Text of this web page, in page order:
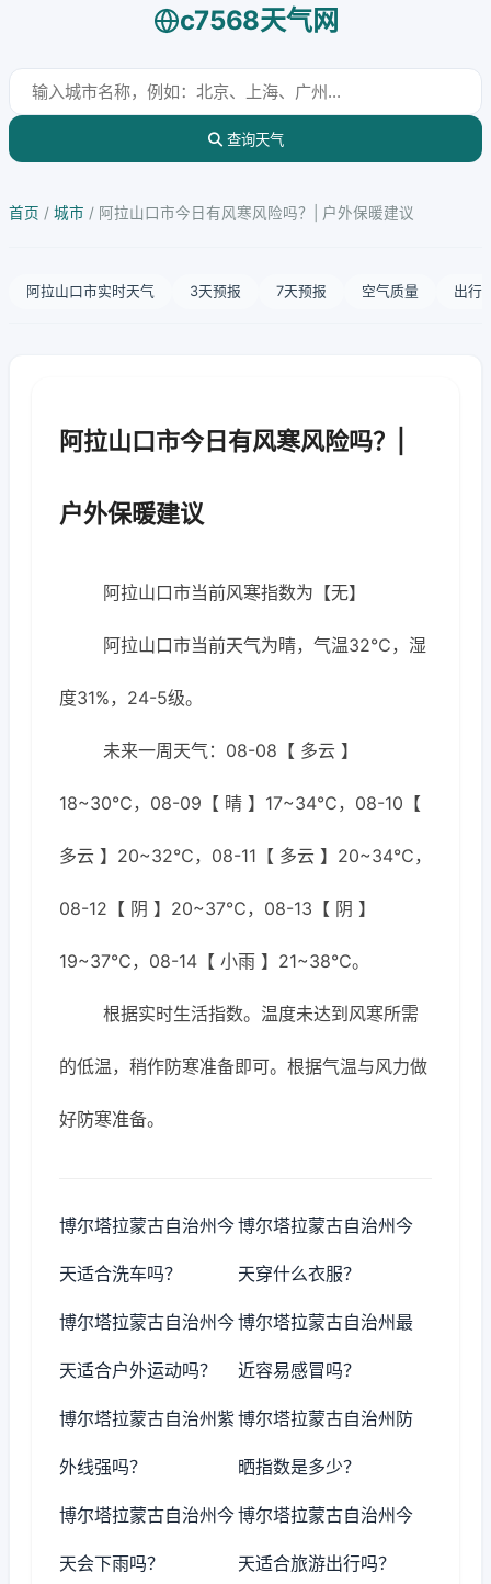
c7568天气网
查询天气
首页 / 城市 / 阿拉山口市今日有风寒风险吗？| 户外保暖建议
阿拉山口市实时天气 3天预报 7天预报 空气质量 出行
阿拉山口市今日有风寒风险吗？|
户外保暖建议
阿拉山口市当前风寒指数为【无】
阿拉山口市当前天气为晴，气温32℃，湿
度31%，24-5级。
未来一周天气：08-08【 多云 】
18~30℃，08-09【 晴 】17~34℃，08-10【
多云 】20~32℃，08-11【 多云 】20~34℃，
08-12【 阴 】20~37℃，08-13【 阴 】
19~37℃，08-14【 小雨 】21~38℃。
根据实时生活指数。温度未达到风寒所需
的低温，稍作防寒准备即可。根据气温与风力做
好防寒准备。
博尔塔拉蒙古自治州今
天适合洗车吗？
博尔塔拉蒙古自治州今
天穿什么衣服？
博尔塔拉蒙古自治州今
天适合户外运动吗？
博尔塔拉蒙古自治州最
近容易感冒吗？
博尔塔拉蒙古自治州紫
外线强吗？
博尔塔拉蒙古自治州防
晒指数是多少？
博尔塔拉蒙古自治州今
天会下雨吗？
博尔塔拉蒙古自治州今
天适合旅游出行吗？